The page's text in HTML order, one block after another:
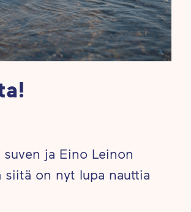
ja Eino Leinon
siitä on nyt lupa nauttia